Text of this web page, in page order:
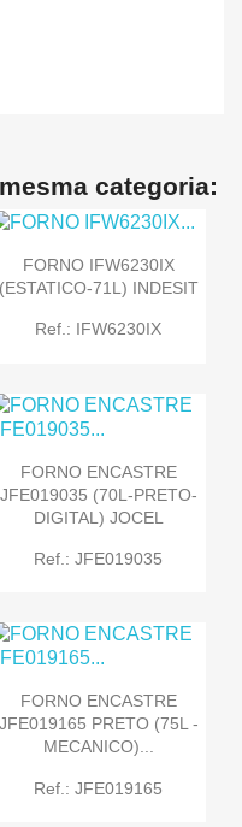
categoria:
FORNO IFW6230IX
(ESTATICO-71L) INDESIT
Ref.: IFW6230IX
FORNO ENCASTRE
JFE019035 (70L-PRETO-
DIGITAL) JOCEL
Ref.: JFE019035
FORNO ENCASTRE
JFE019165 PRETO (75L -
MECANICO)...
Ref.: JFE019165